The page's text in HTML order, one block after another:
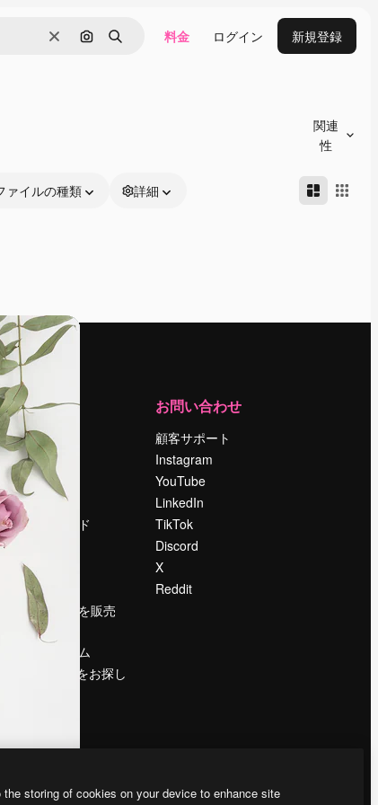
消去 画像で検索
検索 料金 ログイン 新規登録
関連
性
ァイルの種類 詳細
運営
料金
会社概要
Reviews
採用情報
検索トレンド
イベント
Slidesgo
コンテンツを販売
する
プレスルーム
magnific.aiをお探し
お問い合わせ
顧客サポート
Instagram
YouTube
LinkedIn
TikTok
Discord
X
Reddit
storing of cookies on your device to enhance site